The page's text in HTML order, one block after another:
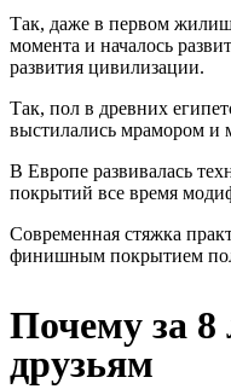
Так, даже в первом
момента и началось
развития цивилизации.
Так, пол в древних
выстилались мрамором и
В Европе развивалась
покрытий все время
Современная стяжка
финишным покрытием
Почему за
друзьям